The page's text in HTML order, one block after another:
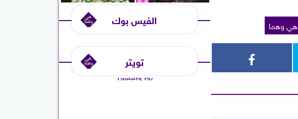
هي وهما الفيس بوك
تويتر
Tweets by